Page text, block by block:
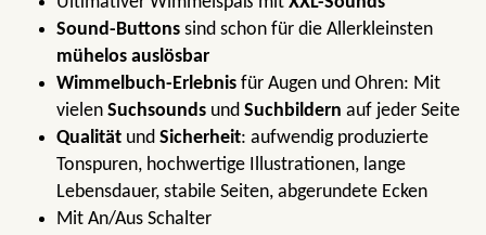
Sound-Buttons sind schon für die Allerkleinsten
mühelos auslösbar
Wimmelbuch-Erlebnis für Augen und Ohren: Mit
vielen Suchsounds und Suchbildern auf jeder Seite
Qualität und Sicherheit: aufwendig produzierte
Tonspuren, hochwertige Illustrationen, lange
Lebensdauer, stabile Seiten, abgerundete Ecken
Mit An/Aus Schalter